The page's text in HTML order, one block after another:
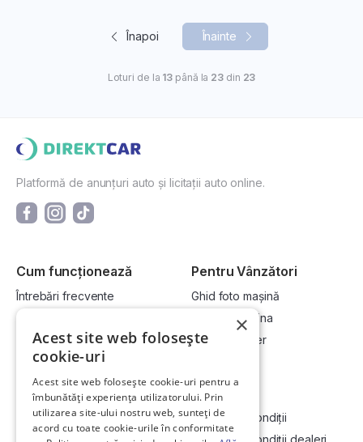
Înapoi Înainte
Loturi de la 13 până la 23 din 23
Platformă de anunțuri auto și licitații auto online.
Cum funcționează
Întrebări frecvente
Cum vând la licitație?
Pentru Vânzători
Ghid foto mașină
Vinde-ți mașina
Devino dealer
Link-uri utile
Informații utile vizionare
Contact
Compania
Termeni și condiții
Termeni și condiții dealeri
×
Acest site web folosește
cookie-uri
Acest site web folosește cookie-uri pentru a
îmbunătăți experiența utilizatorului. Prin
utilizarea site-ului nostru web, sunteți de
acord cu toate cookie-urile în conformitate